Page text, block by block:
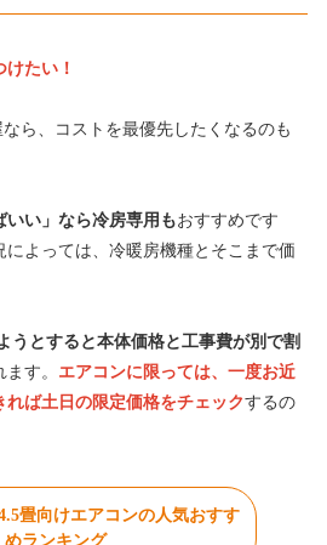
たい！
ら、コストを最優先したくなるのも
いい」なら冷房専用もおすすめです
よっては、冷暖房機種とそこまで価
うとすると本体価格と工事費が別で割
す。 エアコンに限っては、一度お近
れば土日の限定価格をチェックするの
畳向けエアコンの人気おすす
めランキング